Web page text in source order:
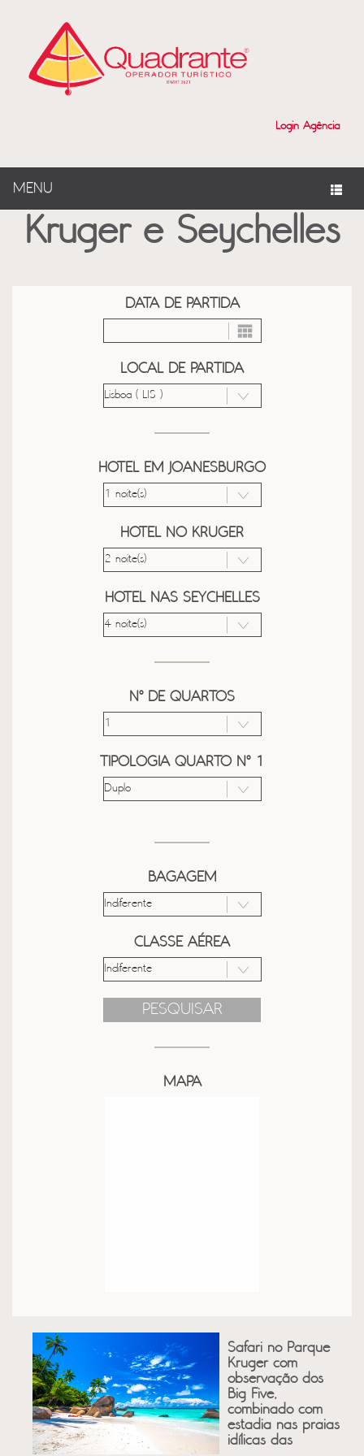
Login Agência
MENU
Kruger e Seychelles
DATA DE PARTIDA
LOCAL DE PARTIDA
HOTEL EM JOANESBURGO
HOTEL NO KRUGER
HOTEL NAS SEYCHELLES
Nº DE QUARTOS
TIPOLOGIA QUARTO Nº 1
BAGAGEM
CLASSE AÉREA
PESQUISAR
MAPA
Safari no Parque
Kruger com
observação dos
Big Five,
combinado com
estadia nas praias
idílicas das